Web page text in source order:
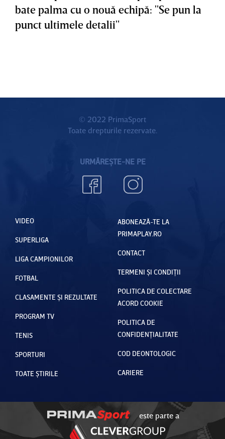
bate palma cu o nouă echipă: "Se pun la
punct ultimele detalii"
© 2022 PrimaSport
Toate drepturile rezervate.
URMĂREȘTE-NE PE
VIDEO
SUPERLIGA
LIGA CAMPIONILOR
FOTBAL
CLASAMENTE ȘI REZULTATE
PROGRAM TV
TENIS
SPORTURI
TOATE ȘTIRILE
ABONEAZĂ-TE LA
PRIMAPLAY.RO
CONTACT
TERMENI ȘI CONDIȚII
POLITICA DE COLECTARE
ACORD COOKIE
POLITICA DE
CONFIDENȚIALITATE
COD DEONTOLOGIC
CARIERE
este parte a